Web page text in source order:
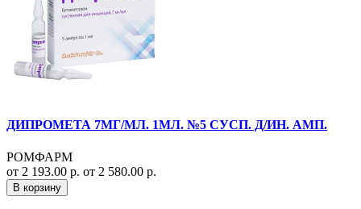
ДИПРОМЕТА 7МГ/МЛ. 1МЛ. №5 СУСП. Д/ИН. АМП.
РОМФАРМ
от 2 193.00 р. от 2 580.00 р.
В корзину